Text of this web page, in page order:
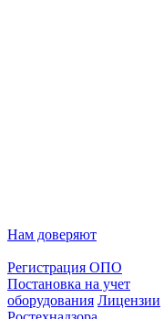
Нам доверяют
Регистрация ОПО
Постановка на учет
оборудования Лицензии